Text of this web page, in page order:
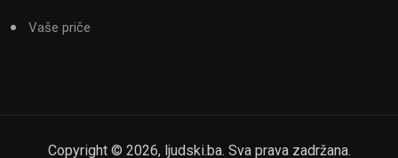
Vaše priče
Copyright © 2026, ljudski.ba. Sva prava zadržana.